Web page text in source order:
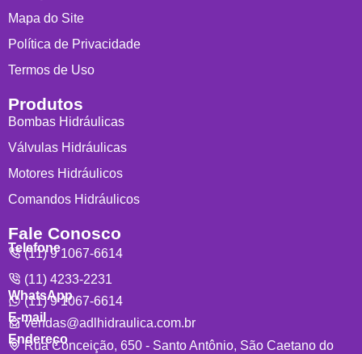
Mapa do Site
Política de Privacidade
Termos de Uso
Produtos
Bombas Hidráulicas
Válvulas Hidráulicas
Motores Hidráulicos
Comandos Hidráulicos
Fale Conosco
Telefone
(11) 9 1067-6614
(11) 4233-2231
WhatsApp
(11) 9 1067-6614
E-mail
vendas@adlhidraulica.com.br
Endereço
Rua Conceição, 650 - Santo Antônio, São Caetano do